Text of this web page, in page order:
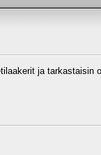
ja tarkastaisin